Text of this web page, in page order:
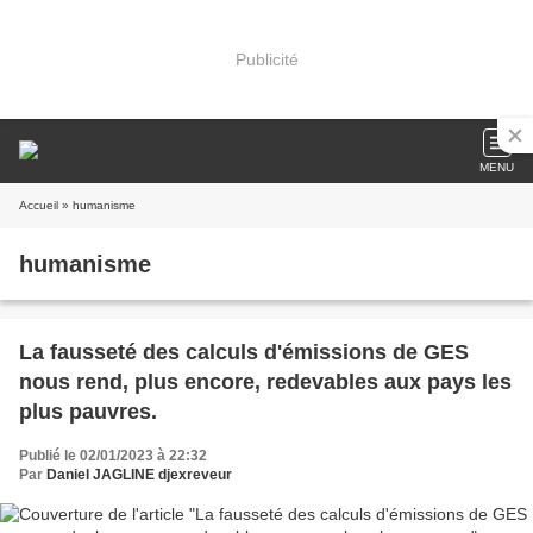
Publicité
MENU
Accueil » humanisme
humanisme
La fausseté des calculs d'émissions de GES
nous rend, plus encore, redevables aux pays les
plus pauvres.
Publié le 02/01/2023 à 22:32
Par Daniel JAGLINE djexreveur